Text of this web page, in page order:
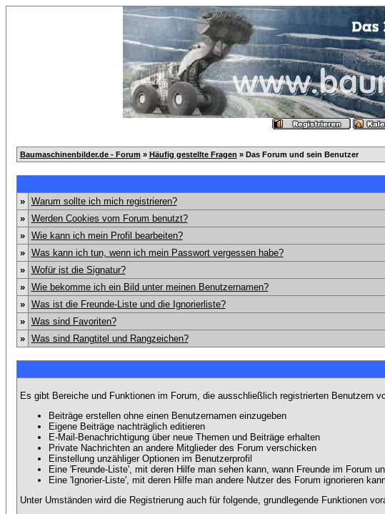
Baumaschinenbilder.de - Forum » Häufig gestellte Fragen » Das Forum und sein Benutzer
»
Warum sollte ich mich registrieren?
»
Werden Cookies vom Forum benutzt?
»
Wie kann ich mein Profil bearbeiten?
»
Was kann ich tun, wenn ich mein Passwort vergessen habe?
»
Wofür ist die Signatur?
»
Wie bekomme ich ein Bild unter meinen Benutzernamen?
»
Was ist die Freunde-Liste und die Ignorierliste?
»
Was sind Favoriten?
»
Was sind Rangtitel und Rangzeichen?
Es gibt Bereiche und Funktionen im Forum, die ausschließlich registrierten Benutzern
Beiträge erstellen ohne einen Benutzernamen einzugeben
Eigene Beiträge nachträglich editieren
E-Mail-Benachrichtigung über neue Themen und Beiträge erhalten
Private Nachrichten an andere Mitglieder des Forum verschicken
Einstellung unzähliger Optionen im Benutzerprofil
Eine 'Freunde-Liste', mit deren Hilfe man sehen kann, wann Freunde im Forum
Eine 'Ignorier-Liste', mit deren Hilfe man andere Nutzer des Forum ignorieren
Unter Umständen wird die Registrierung auch für folgende, grundlegende Funktionen